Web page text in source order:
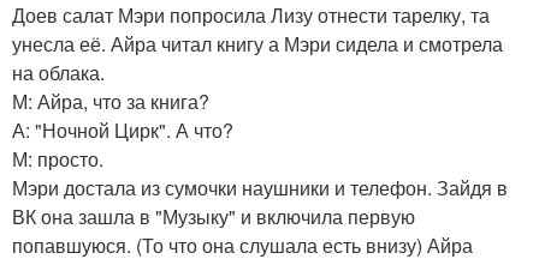
Доев салат Мэри попросила Лизу отнести тарелку, та
унесла её. Айра читал книгу а Мэри сидела и смотрела
на облака.
М: Айра, что за книга?
А: "Ночной Цирк". А что?
М: просто.
Мэри достала из сумочки наушники и телефон. Зайдя в
ВК она зашла в "Музыку" и включила первую
попавшуюся. (То что она слушала есть внизу) Айра